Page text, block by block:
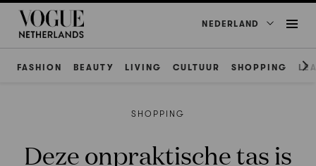
NEDERLAND
FASHION BEAUTY LIVING CULTUUR SHOPPING
SHOPPING
Deze onpraktische tas is